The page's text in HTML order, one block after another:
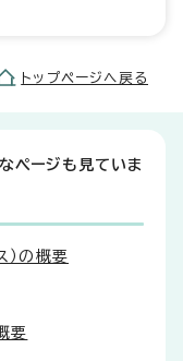
トップページへ戻る
ページも見ていま
）の概要
要